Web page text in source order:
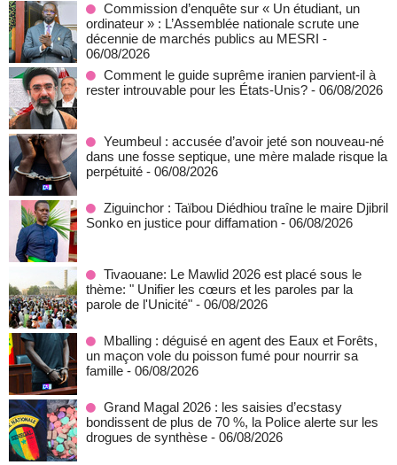
Commission d’enquête sur « Un étudiant, un
ordinateur » : L’Assemblée nationale scrute une
décennie de marchés publics au MESRI -
06/08/2026
Comment le guide suprême iranien parvient-il à
rester introuvable pour les États-Unis? - 06/08/2026
Yeumbeul : accusée d’avoir jeté son nouveau-né
dans une fosse septique, une mère malade risque la
perpétuité - 06/08/2026
Ziguinchor : Taïbou Diédhiou traîne le maire Djibril
Sonko en justice pour diffamation - 06/08/2026
Tivaouane: Le Mawlid 2026 est placé sous le
thème: " Unifier les cœurs et les paroles par la
parole de l'Unicité" - 06/08/2026
Mballing : déguisé en agent des Eaux et Forêts,
un maçon vole du poisson fumé pour nourrir sa
famille - 06/08/2026
Grand Magal 2026 : les saisies d’ecstasy
bondissent de plus de 70 %, la Police alerte sur les
drogues de synthèse - 06/08/2026